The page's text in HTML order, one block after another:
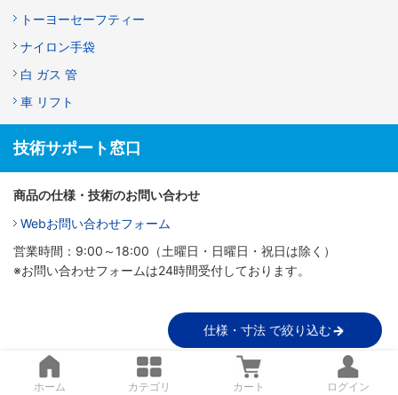
トーヨーセーフティー
ナイロン手袋
白 ガス 管
車 リフト
技術サポート窓口
商品の仕様・技術のお問い合わせ
Webお問い合わせフォーム
営業時間：9:00～18:00（土曜日・日曜日・祝日は除く）
※お問い合わせフォームは24時間受付しております。
仕様・寸法 で絞り込む
ホーム カテゴリ カート ログイン